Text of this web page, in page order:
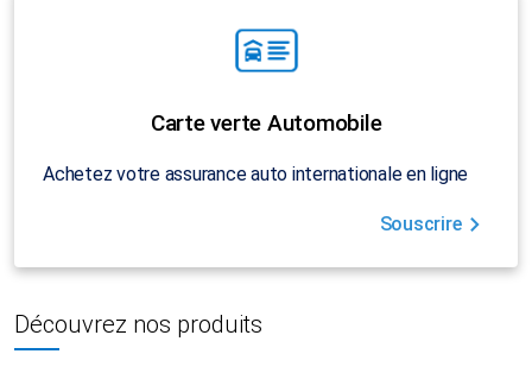
Carte verte Automobile
Achetez votre assurance auto internationale en ligne
Souscrire
Découvrez nos produits